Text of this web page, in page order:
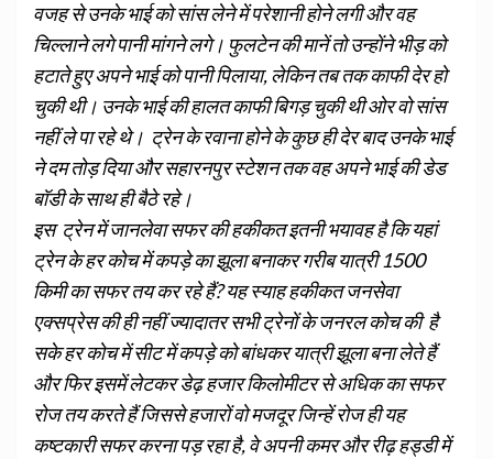
वजह से उनके भाई को सांस लेने में परेशानी होने लगी और वह
चिल्लाने लगे पानी मांगने लगे। फुलटेन की मानें तो उन्होंने भीड़ को
हटाते हुए अपने भाई को पानी पिलाया, लेकिन तब तक काफी देर हो
चुकी थी। उनके भाई की हालत काफी बिगड़ चुकी थी ओर वो सांस
नहीं ले पा रहे थे। ट्रेन के रवाना होने के कुछ ही देर बाद उनके भाई
ने दम तोड़ दिया और सहारनपुर स्टेशन तक वह अपने भाई की डेड
बॉडी के साथ ही बैठे रहे।
इस ट्रेन में जानलेवा सफर की हकीकत इतनी भयावह है कि यहां
ट्रेन के हर कोच में कपड़े का झूला बनाकर गरीब यात्री 1500
किमी का सफर तय कर रहे हैं? यह स्याह हकीकत जनसेवा
एक्सप्रेस की ही नहीं ज्यादातर सभी ट्रेनों के जनरल कोच की है
सके हर कोच में सीट में कपड़े को बांधकर यात्री झूला बना लेते हैं
और फिर इसमें लेटकर डेढ़ हजार किलोमीटर से अधिक का सफर
रोज तय करते हैं जिससे हजारों वो मजदूर जिन्हें रोज ही यह
कष्टकारी सफर करना पड़ रहा है, वे अपनी कमर और रीढ़ हड्डी में